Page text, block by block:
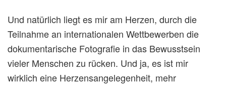
Und natürlich liegt es mir am Herzen, durch die
Teilnahme an internationalen Wettbewerben die
dokumentarische Fotografie in das Bewusstsein
vieler Menschen zu rücken. Und ja, es ist mir
wirklich eine Herzensangelegenheit, mehr